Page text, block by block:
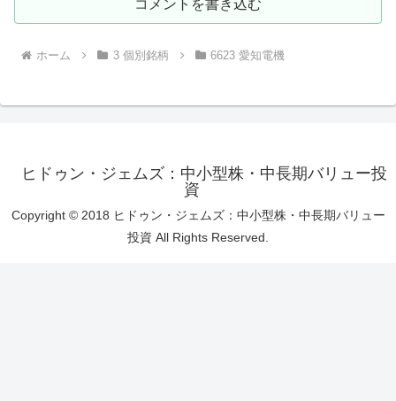
コメントを書き込む
ホーム 3 個別銘柄 6623 愛知電機
ヒドゥン・ジェムズ：中小型株・中長期バリュー投
資
Copyright © 2018 ヒドゥン・ジェムズ：中小型株・中長期バリュー
投資 All Rights Reserved.